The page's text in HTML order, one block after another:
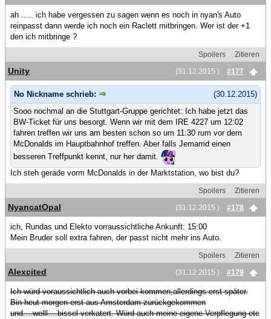
ah ..... ich habe vergessen zu sagen wenn es noch in nyan's Auto
reinpasst dann werde ich noch ein Raclett mitbringen. Wer ist der +1
den ich mitbringe ?
Spoilers
Zitieren
(31.12.2015 )
#177
Unity
(30.12.2015)
No Nickname schrieb:
Sooo nochmal an die Stuttgart-Gruppe gerichtet: Ich habe jetzt das
BW-Ticket für uns besorgt. Wenn wir mit dem IRE 4227 um 12:02
fahren treffen wir uns am besten schon so um 11:30 rum vor dem
McDonalds im Hauptbahnhof treffen. Aber falls Jemamd einen
besseren Treffpunkt kennt, nur her damit.
Ich steh gerade vorm McDonalds in der Marktstation, wo bist du?
Spoilers
Zitieren
(31.12.2015 )
#178
NyancatOpal
ich, Rundas und Elekto vorraussichtliche Ankunft: 15:00
Mein Bruder soll extra fahren, der passt nicht mehr ins Auto.
Spoilers
Zitieren
(31.12.2015 )
#179
Alexcited
Ich würd voraussichtlich auch vorbei kommen,allerdings erst später.
Bin heut morgen erst aus Amsterdam zurückgekommen
und....welll....bissel verkatert. Würd auch meine eigene Verpflegung etc